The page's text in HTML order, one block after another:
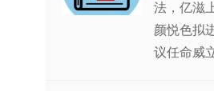
法，亿滋
颜悦色拟
议任命威